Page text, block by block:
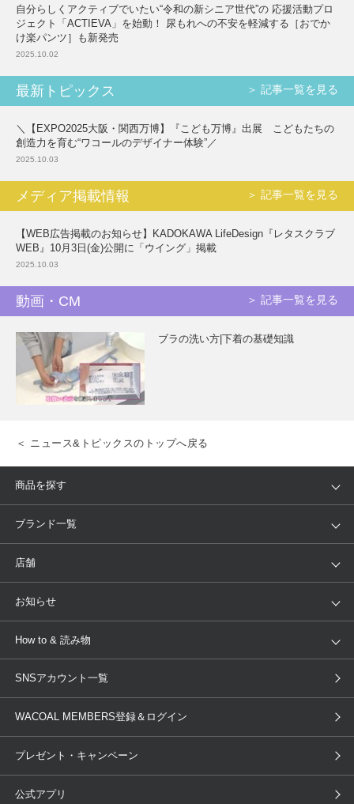
自分らしくアクティブでいたい“令和の新シニア世代”の 応援活動プロ
ジェクト「ACTIEVA」を始動！ 尿もれへの不安を軽減する［おでか
け楽パンツ］も新発売
2025.10.02
最新トピックス ＞ 記事一覧を見る
＼【EXPO2025大阪・関西万博】『こども万博』出展 こどもたちの
創造力を育む“ワコールのデザイナー体験”／
2025.10.03
メディア掲載情報 ＞ 記事一覧を見る
【WEB広告掲載のお知らせ】KADOKAWA LifeDesign『レタスクラブ
WEB』10月3日(金)公開に「ウイング」掲載
2025.10.03
動画・CM ＞ 記事一覧を見る
ブラの洗い方|下着の基礎知識
＜ ニュース&トピックスのトップへ戻る
商品を探す
アイテム
トピックス
ブランド一覧
WACOAL
AMPHI une nana cool
OUR WACOAL
WACOAL Remamma
Licensed Brands
店舗
店舗を探す
ブラ無料診断
3Dボディスキャン
お知らせ
新着情報
商品回収
ニュース＆トピックス
How to & 読み物
下着の基礎知識
ブラパン ワコールスタイル
大人の工場見学inベトナム 人間科学研究開発センター見学
SNSアカウント一覧
WACOAL MEMBERS登録＆ログイン
プレゼント・キャンペーン
公式アプリ